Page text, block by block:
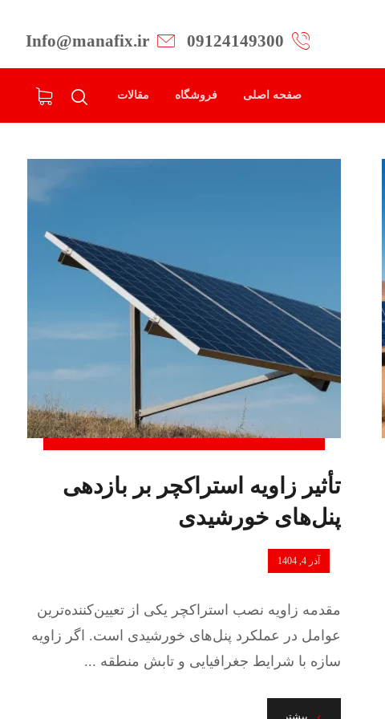
Info@manafix.ir 09124149300
صفحه اصلی فروشگاه مقالات
تأثیر زاویه استراکچر بر بازدهی
پنل‌های خورشیدی
آذر 4, 1404
مقدمه زاویه نصب استراکچر یکی از تعیین‌کننده‌ترین
عوامل در عملکرد پنل‌های خورشیدی است. اگر زاویه
سازه با شرایط جغرافیایی و تابش منطقه ...
بیشتر